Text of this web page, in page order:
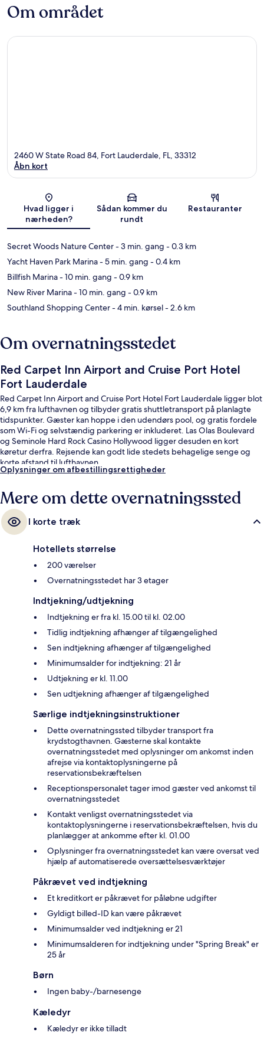
Om området
Kort
2460 W State Road 84, Fort Lauderdale, FL, 33312
Åbn kort
Hvad ligger i
nærheden?
Sådan kommer du
rundt
Restauranter
Secret Woods Nature Center- 3 min. gang - 0.3 km
Yacht Haven Park Marina- 5 min. gang - 0.4 km
Billfish Marina- 10 min. gang - 0.9 km
New River Marina- 10 min. gang - 0.9 km
Southland Shopping Center- 4 min. kørsel- 2.6 km
Om overnatningsstedet
Red Carpet Inn Airport and Cruise Port Hotel
Fort Lauderdale
Red Carpet Inn Airport and Cruise Port Hotel Fort Lauderdale ligger blot
6,9 km fra lufthavnen og tilbyder gratis shuttletransport på planlagte
tidspunkter. Gæster kan hoppe i den udendørs pool, og gratis fordele
som Wi-Fi og selvstændig parkering er inkluderet. Las Olas Boulevard
og Seminole Hard Rock Casino Hollywood ligger desuden en kort
køretur derfra. Rejsende kan godt lide stedets behagelige senge og
korte afstand til lufthavnen.
Oplysninger om afbestillingsrettigheder
Mere om dette overnatningssted
I korte træk
Hotellets størrelse
200 værelser
Overnatningsstedet har 3 etager
Indtjekning/udtjekning
Indtjekning er fra kl. 15.00 til kl. 02.00
Tidlig indtjekning afhænger af tilgængelighed
Sen indtjekning afhænger af tilgængelighed
Minimumsalder for indtjekning: 21 år
Udtjekning er kl. 11.00
Sen udtjekning afhænger af tilgængelighed
Særlige indtjekningsinstruktioner
Dette overnatningssted tilbyder transport fra
krydstogthavnen. Gæsterne skal kontakte
overnatningsstedet med oplysninger om ankomst inden
afrejse via kontaktoplysningerne på
reservationsbekræftelsen
Receptionspersonalet tager imod gæster ved ankomst til
overnatningsstedet
Kontakt venligst overnatningsstedet via
kontaktoplysningerne i reservationsbekræftelsen, hvis du
planlægger at ankomme efter kl. 01.00
Oplysninger fra overnatningsstedet kan være oversat ved
hjælp af automatiserede oversættelsesværktøjer
Påkrævet ved indtjekning
Et kreditkort er påkrævet for påløbne udgifter
Gyldigt billed-ID kan være påkrævet
Minimumsalder ved indtjekning er 21
Minimumsalderen for indtjekning under "Spring Break" er
25 år
Børn
Ingen baby-/barnesenge
Kæledyr
Kæledyr er ikke tilladt